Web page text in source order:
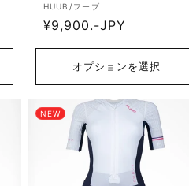
販
売
HUUB/フーブ
通
常
格
¥9,900.-JPY
オプションを選択
NEW